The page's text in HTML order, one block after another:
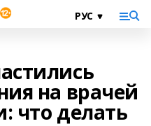
на врачей
что делать